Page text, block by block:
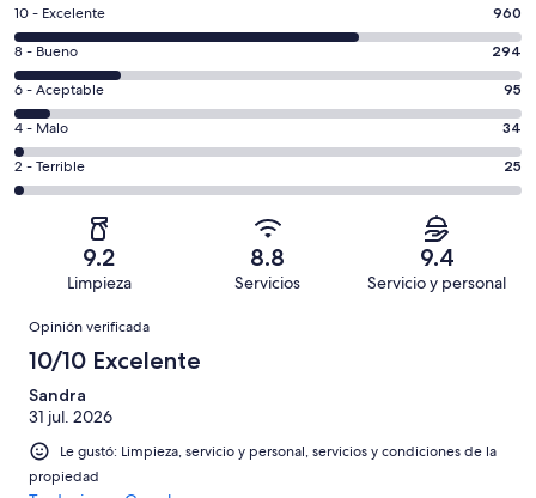
Puntuación
de
10,
es
decir,
Excelente.
Basada
en
opiniones
10 - Excelente 960
Puntuación
de
8,
es
decir,
Bueno.
opiniones
8 - Bueno 294
Puntuación
de
6,
es
decir,
Aceptable.
de
1408
opiniones
6 - Aceptable 95
Puntuación
de
4,
Basada
34
de
opiniones
4 - Malo 34
Puntuación
de
Terrible.
Basada
25
de
1408
opiniones
2 - Terrible 25
9.2
Limpieza
8.8
Servicios
9.4
Servicio y personal
Opiniones
Opinión verificada
10/10 Excelente
Sandra
31 jul. 2026
Le gustó: Limpieza, servicio y personal, servicios y condiciones de la
propiedad